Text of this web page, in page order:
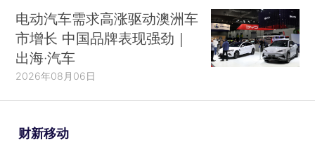
电动汽车需求高涨驱动澳洲车
市增长 中国品牌表现强劲｜
出海·汽车
2026年08月06日
财新移动